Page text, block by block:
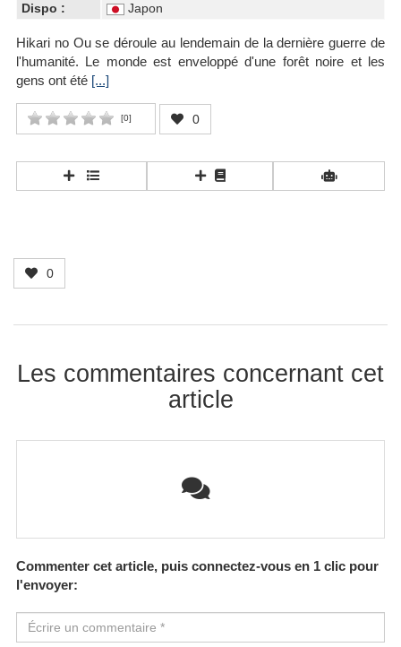
Dispo :
Japon
Hikari no Ou se déroule au lendemain de la dernière guerre de
l'humanité. Le monde est enveloppé d'une forêt noire et les
gens ont été [...]
[0] 0
0
Les commentaires concernant cet
article
Commenter cet article, puis connectez-vous en 1 clic pour
l'envoyer: